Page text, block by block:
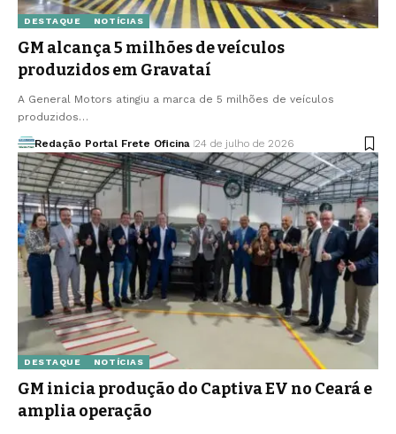
DESTAQUE NOTÍCIAS
GM alcança 5 milhões de veículos
produzidos em Gravataí
A General Motors atingiu a marca de 5 milhões de veículos
produzidos…
Redação Portal Frete Oficina 24 de julho de 2026
DESTAQUE NOTÍCIAS
GM inicia produção do Captiva EV no Ceará e
amplia operação